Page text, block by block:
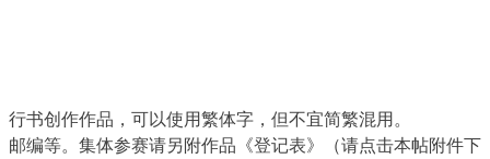
书创作作品，可以使用繁体字，但不宜简繁混用。
编等。集体参赛请另附作品《登记表》（请点击本帖附件下